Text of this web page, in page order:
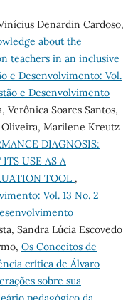
Denardin Cardoso,
about the
teachers in an inclusive
e Desenvolvimento: Vol.
e Desenvolvimento
Verônica Soares Santos,
Oliveira, Marilene Kreutz
DIAGNOSIS:
USE AS A
TOOL ,
Vol. 13 No. 2
Sandra Lúcia Escovedo
Os Conceitos de
crítica de Álvaro
sobre sua